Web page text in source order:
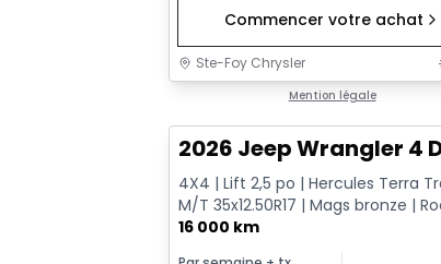
Commencer votre achat
Ste-Foy Chrysler
Mention légale
Très bonne offre
2026 Jeep Wrangler 4
4X4 | Lift 2,5 po | Hercules Terra
M/T 35x12.50R17 | Mags bronze |
Trac 4:1 | Ensemble Écl...
16 000 km